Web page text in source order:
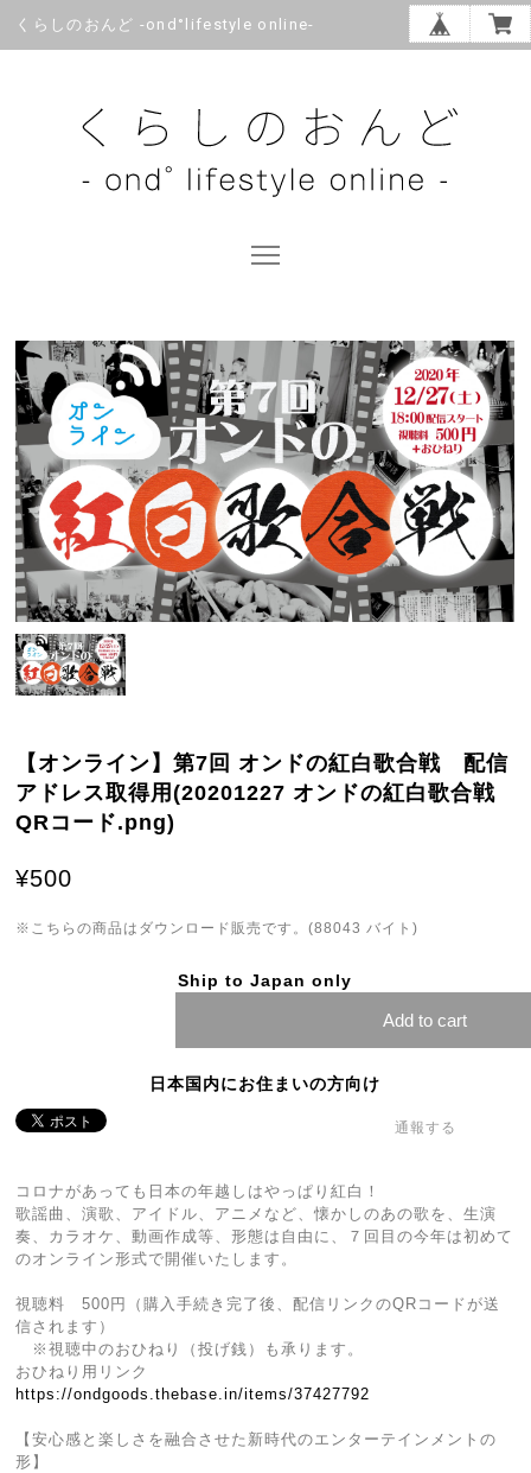
くらしのおんど -ond°lifestyle online-
【オンライン】第7回 オンドの紅白歌合戦 配信
アドレス取得用(20201227 オンドの紅白歌合戦
QRコード.png)
¥500
※こちらの商品はダウンロード販売です。(88043 バイト)
Ship to Japan only
Add to cart
日本国内にお住まいの方向け
通報する
コロナがあっても日本の年越しはやっぱり紅白！
歌謡曲、演歌、アイドル、アニメなど、懐かしのあの歌を、生演
奏、カラオケ、動画作成等、形態は自由に、７回目の今年は初めて
のオンライン形式で開催いたします。
視聴料 500円（購入手続き完了後、配信リンクのQRコードが送
信されます）
※視聴中のおひねり（投げ銭）も承ります。
おひねり用リンク
https://ondgoods.thebase.in/items/37427792
【安心感と楽しさを融合させた新時代のエンターテインメントの
形】